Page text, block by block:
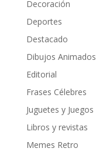
Decoración
Deportes
Destacado
Dibujos Animados
Editorial
Frases Célebres
Juguetes y Juegos
Libros y revistas
Memes Retro